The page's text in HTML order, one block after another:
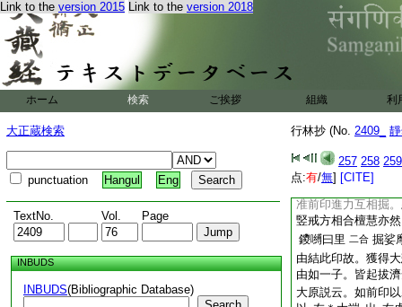
Link to the version 2015 Link to the version 2018
ホーム 検索 ご挨拶 組織 利
大正蔵検索
punctuation Hangul Eng
TextNo. Vol. Page
INBUDS
INBUDS(Bibliographic Database)
行林抄 (No. 2409_
257 258 259
点:有/無] [CITE]
弱嚩曰羅
二合 涅哩
由結此印故。能斷
大原説云。以先印
吽嚩曰羅
計
由結此印故。能拔
皆獲大安樂三摩地
大原説云。以先印
付之。而以右空重
次結愛金剛三昧耶印
准前印進力互相掘
竪戒方相合檀慧亦
鑁嚩曰里 二合 掘娑
由結此印故。獲得
由如一子。皆起拔
大原説云。如前印以